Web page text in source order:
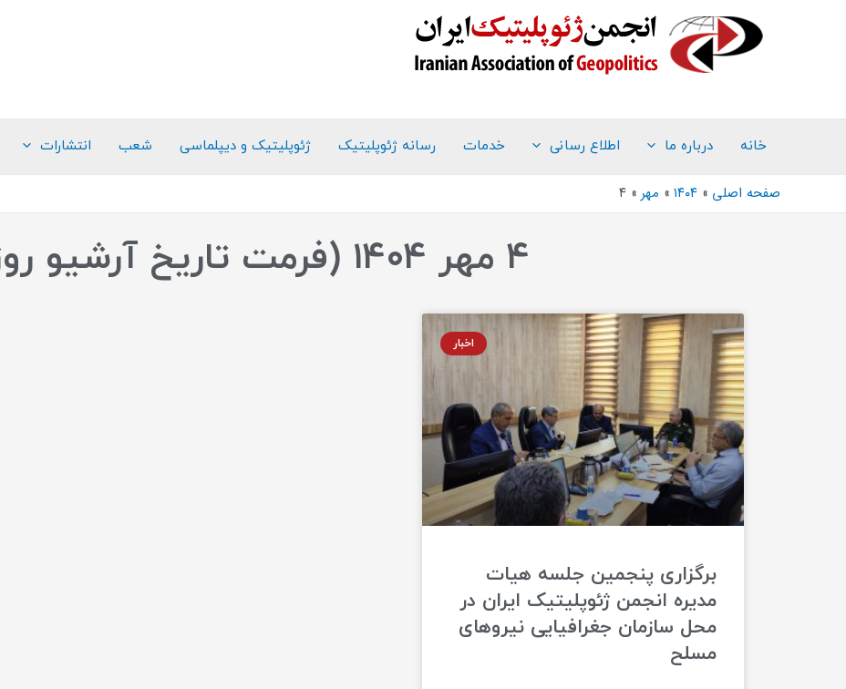
خانه درباره ما اطلاع رسانی خدمات رسانه ژئوپلیتیک ژئوپلیتیک و دیپلماسی شعب انتشارات
صفحه اصلی ۱۴۰۴ مهر ۴
۴ مهر ۱۴۰۴ (فرمت تاریخ آرشیو روزانه)
اخبار
برگزاری پنجمین جلسه هیات
مدیره انجمن ژئوپلیتیک ایران در
محل سازمان جغرافیایی نیروهای
مسلح